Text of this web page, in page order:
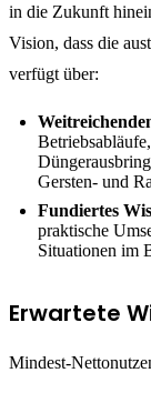
in die Zukunft
Vision, dass die
verfügt über:
Gersten- und
Fundiertes
praktische
Situationen im
Erwartete
Mindest-